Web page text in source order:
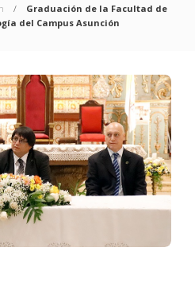
Graduación de la Facultad de
del Campus Asunción